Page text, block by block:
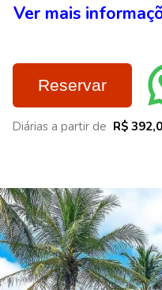
Ver mais
Reservar
Diárias a partir de R$